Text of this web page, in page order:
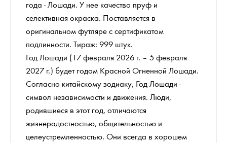
года - Лошади. У нее качество пруф и
селективная окраска. Поставляется в
оригинальном футляре с сертификатом
подлинности. Тираж: 999 штук.
Год Лошади (17 февраля 2026 г. – 5 февраля
2027 г.) будет годом Красной Огненной Лошади.
Согласно китайскому зодиаку, Год Лошади -
символ независимости и движения. Люди,
родившиеся в этот год, отличаются
жизнерадостностью, общительностью и
целеустремленностью. Они всегда в хорошем